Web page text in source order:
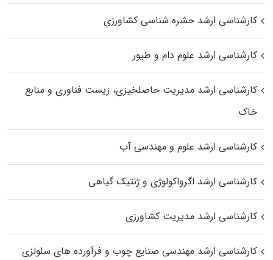
کارشناسی ارشد حشره‌ شناسی کشاورزی
کارشناسی ارشد علوم دام و طیور
کارشناسی ارشد مدیریت حاصلخیزی، زیست فناوری و منابع
خاک
کارشناسی ارشد علوم و مهندسی آب
کارشناسی ارشد اگرواکولوژی و ژنتیک گیاهی
کارشناسی ارشد مدیریت کشاورزی
کارشناسی ارشد مهندسی صنایع چوب و فرآورده‌ های سلولزی